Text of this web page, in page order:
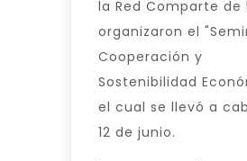
la Red Comparte de
organizaron el
Cooperación y
Sostenibilidad
el cual se llevó a
12 de junio.